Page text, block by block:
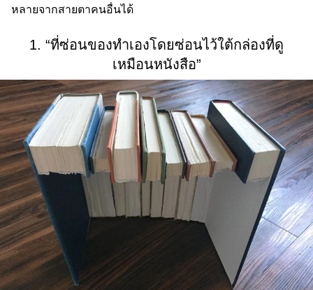
หลายจากสายตาคนอื่นได้
1. “ที่ซ่อนของทำเองโดยซ่อนไว้ใต้กล่องที่ดู
เหมือนหนังสือ”